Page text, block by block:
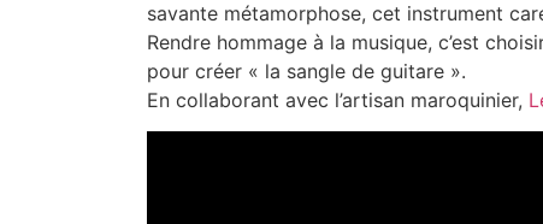
savante métamorphose, cet instrument
Rendre hommage à la musique, c’est
pour créer « la sangle de guitare ».
En collaborant avec l’artisan maroquinier,